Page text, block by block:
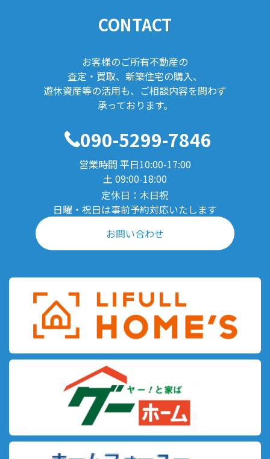
CONTACT
お客様のご所有不動産の
査定・買取、新築住宅の購入、
遊休資産等の活用も、ご相談内容を問わず
承っております。
090-5299-7846
営業時間 平日10:00-17:00
土 09:00-18:00
定休日：木日祝
日曜・祝日は事前予約対応いたします
お問い合わせ